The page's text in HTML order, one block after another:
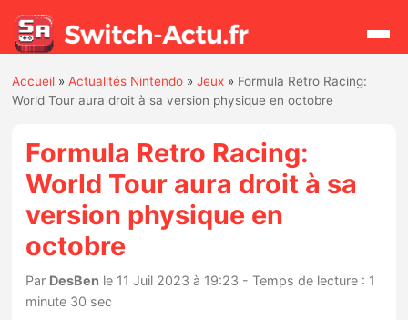
Rechercher
Actualités
Jeux
Hardware
Mises à jour
Accueil »Actualités Nintendo »Jeux » Formula Retro Racing:
World Tour aura droit à sa version physique en octobre
Formula Retro Racing:
World Tour aura droit à sa
version physique en
octobre
Par DesBen le 11 Juil 2023 à 19:23 - Temps de lecture : 1
minute 30 sec